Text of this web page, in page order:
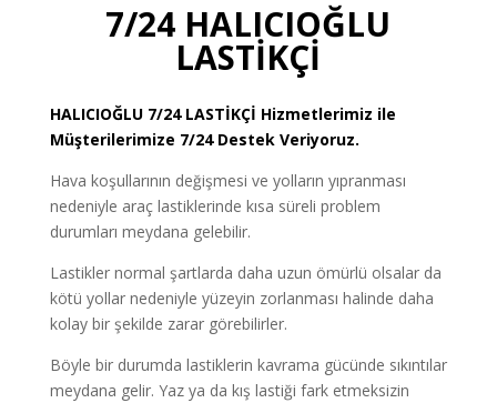
7/24 HALICIOĞLU
LASTİKÇİ
HALICIOĞLU 7/24 LASTİKÇİ Hizmetlerimiz ile
Müşterilerimize 7/24 Destek Veriyoruz.
Hava koşullarının değişmesi ve yolların yıpranması
nedeniyle araç lastiklerinde kısa süreli problem
durumları meydana gelebilir.
Lastikler normal şartlarda daha uzun ömürlü olsalar da
kötü yollar nedeniyle yüzeyin zorlanması halinde daha
kolay bir şekilde zarar görebilirler.
Böyle bir durumda lastiklerin kavrama gücünde sıkıntılar
meydana gelir. Yaz ya da kış lastiği fark etmeksizin